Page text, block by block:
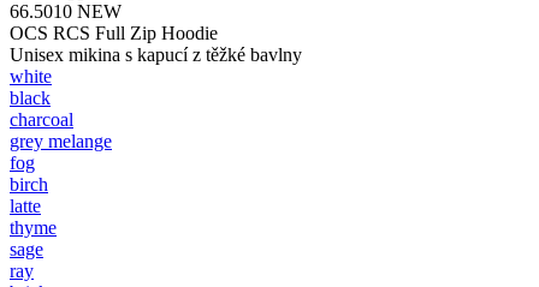
66.5010 NEW
OCS RCS Full Zip Hoodie
Unisex mikina s kapucí z těžké bavlny
white
black
charcoal
grey melange
fog
birch
latte
thyme
sage
ray